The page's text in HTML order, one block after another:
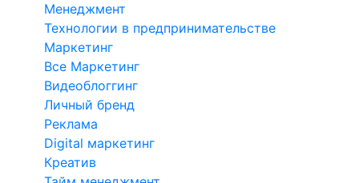
Менеджмент
Технологии в предпринимательстве
Маркетинг
Все Маркетинг
Видеоблоггинг
Личный бренд
Реклама
Digital маркетинг
Креатив